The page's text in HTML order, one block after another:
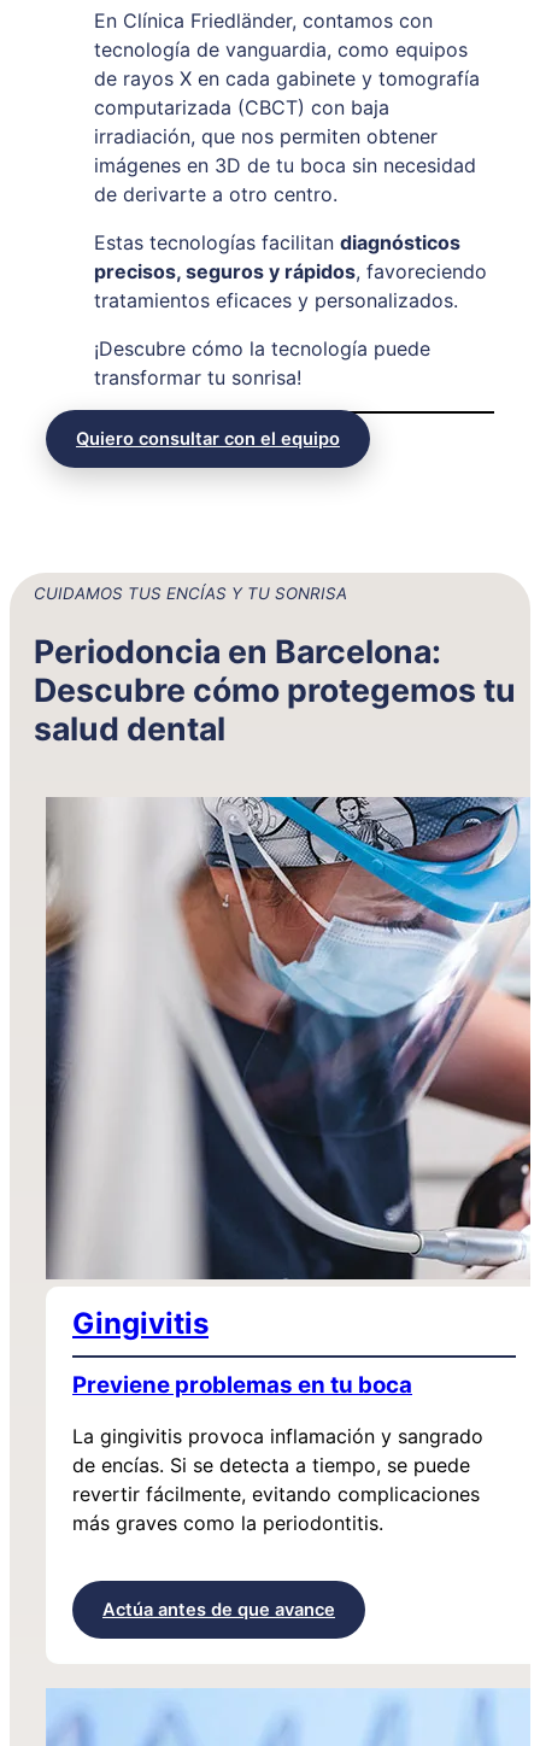
En Clínica Friedländer, contamos con
tecnología de vanguardia, como equipos
de rayos X en cada gabinete y tomografía
computarizada (CBCT) con baja
irradiación, que nos permiten obtener
imágenes en 3D de tu boca sin necesidad
de derivarte a otro centro.
Estas tecnologías facilitan diagnósticos
precisos, seguros y rápidos, favoreciendo
tratamientos eficaces y personalizados.
¡Descubre cómo la tecnología puede
transformar tu sonrisa!
Quiero consultar con el equipo
CUIDAMOS TUS ENCÍAS Y TU SONRISA
Periodoncia en Barcelona:
Descubre cómo protegemos tu
salud dental
Gingivitis
Previene problemas en tu boca
La gingivitis provoca inflamación y sangrado
de encías. Si se detecta a tiempo, se puede
revertir fácilmente, evitando complicaciones
más graves como la periodontitis.
Actúa antes de que avance